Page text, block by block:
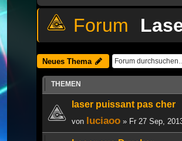
Neues Thema
THEMEN
laser puissant pas cher
von luciaoo » Fr 27 Sep,